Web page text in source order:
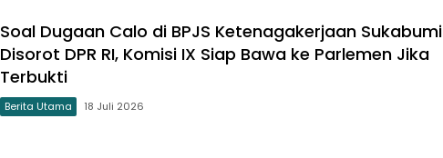
Soal Dugaan Calo di BPJS Ketenagakerjaan Sukabumi
Disorot DPR RI, Komisi IX Siap Bawa ke Parlemen Jika
Terbukti
Berita Utama 18 Juli 2026